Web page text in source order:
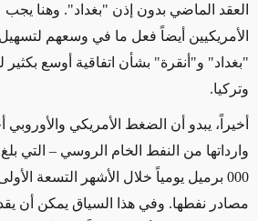
العقد الماضي بدون إذن "بغداد". وهنا
الأمريكيين أيضاً فعل ما في وسعهم لتسهيل
"بغداد" و"أنقرة" بشأن اتفاقية أوسع بكثير
وتركيا.
أخيراً، يبدو أن الضغط الأمريكي
000 برميل يومياً خلال الأشهر التسعة
مصادر نفطها. وفي هذا السياق يمكن أن